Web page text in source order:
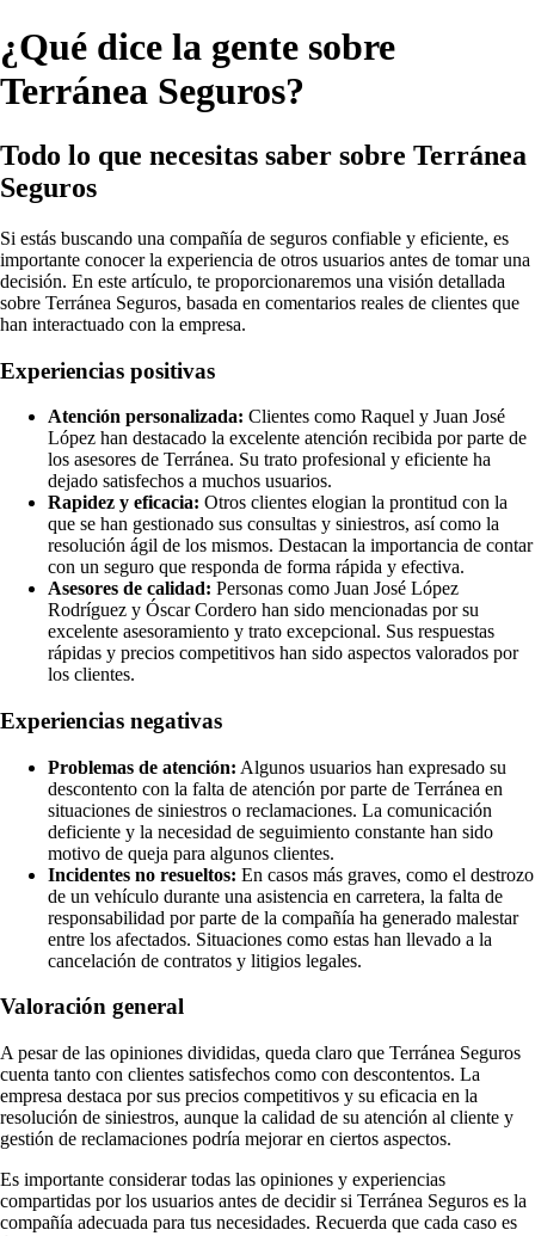
¿Qué dice la gente sobre
Terránea Seguros?
Todo lo que necesitas saber sobre Terránea
Seguros
Si estás buscando una compañía de seguros confiable y eficiente, es
importante conocer la experiencia de otros usuarios antes de tomar una
decisión. En este artículo, te proporcionaremos una visión detallada
sobre Terránea Seguros, basada en comentarios reales de clientes que
han interactuado con la empresa.
Experiencias positivas
Atención personalizada: Clientes como Raquel y Juan José
López han destacado la excelente atención recibida por parte de
los asesores de Terránea. Su trato profesional y eficiente ha
dejado satisfechos a muchos usuarios.
Rapidez y eficacia: Otros clientes elogian la prontitud con la
que se han gestionado sus consultas y siniestros, así como la
resolución ágil de los mismos. Destacan la importancia de contar
con un seguro que responda de forma rápida y efectiva.
Asesores de calidad: Personas como Juan José López
Rodríguez y Óscar Cordero han sido mencionadas por su
excelente asesoramiento y trato excepcional. Sus respuestas
rápidas y precios competitivos han sido aspectos valorados por
los clientes.
Experiencias negativas
Problemas de atención: Algunos usuarios han expresado su
descontento con la falta de atención por parte de Terránea en
situaciones de siniestros o reclamaciones. La comunicación
deficiente y la necesidad de seguimiento constante han sido
motivo de queja para algunos clientes.
Incidentes no resueltos: En casos más graves, como el destrozo
de un vehículo durante una asistencia en carretera, la falta de
responsabilidad por parte de la compañía ha generado malestar
entre los afectados. Situaciones como estas han llevado a la
cancelación de contratos y litigios legales.
Valoración general
A pesar de las opiniones divididas, queda claro que Terránea Seguros
cuenta tanto con clientes satisfechos como con descontentos. La
empresa destaca por sus precios competitivos y su eficacia en la
resolución de siniestros, aunque la calidad de su atención al cliente y
gestión de reclamaciones podría mejorar en ciertos aspectos.
Es importante considerar todas las opiniones y experiencias
compartidas por los usuarios antes de decidir si Terránea Seguros es la
compañía adecuada para tus necesidades. Recuerda que cada caso es